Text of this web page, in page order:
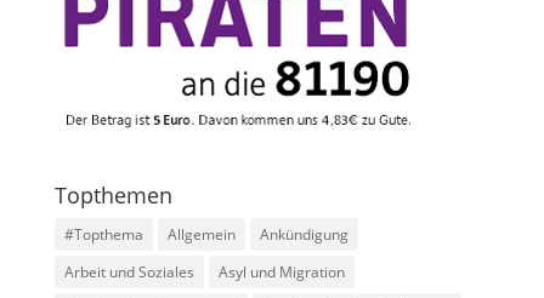
Topthemen
#Topthema Allgemein
Ankündigung
Arbeit und Soziales
Asyl und Migration